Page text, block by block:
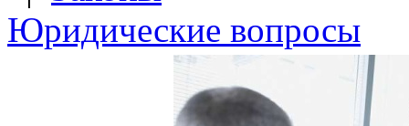
Юридические вопросы